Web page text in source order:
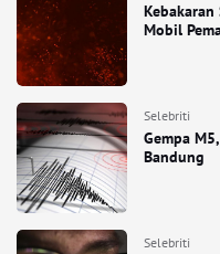
Kebakaran
Mobil
Selebriti
Gempa
Bandung
Selebriti